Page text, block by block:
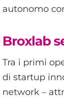
autonomo
Broxlab
Tra i primi
di startup
network –